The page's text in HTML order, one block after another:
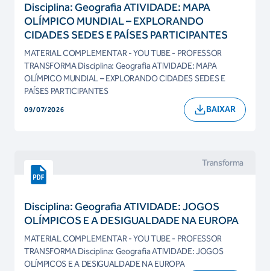
Disciplina: Geografia ATIVIDADE: MAPA
OLÍMPICO MUNDIAL – EXPLORANDO
CIDADES SEDES E PAÍSES PARTICIPANTES
MATERIAL COMPLEMENTAR - YOU TUBE - PROFESSOR
TRANSFORMA Disciplina: Geografia ATIVIDADE: MAPA
OLÍMPICO MUNDIAL – EXPLORANDO CIDADES SEDES E
PAÍSES PARTICIPANTES
09/07/2026 BAIXAR
Transforma
Disciplina: Geografia ATIVIDADE: JOGOS
OLÍMPICOS E A DESIGUALDADE NA EUROPA
MATERIAL COMPLEMENTAR - YOU TUBE - PROFESSOR
TRANSFORMA Disciplina: Geografia ATIVIDADE: JOGOS
OLÍMPICOS E A DESIGUALDADE NA EUROPA